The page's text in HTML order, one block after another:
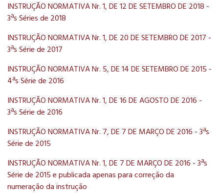
INSTRUÇÃO NORMATIVA Nr. 1, DE 12 DE SETEMBRO DE 2018 -
3ªs Séries de 2018
INSTRUÇÃO NORMATIVA Nr. 1, DE 20 DE SETEMBRO DE 2017 -
3ªs Série de 2017
INSTRUÇÃO NORMATIVA Nr. 5, DE 14 DE SETEMBRO DE 2015 -
4ªs Série de 2016
INSTRUÇÃO NORMATIVA Nr. 1, DE 16 DE AGOSTO DE 2016 -
3ªs Série de 2016
INSTRUÇÃO NORMATIVA Nr. 7, DE 7 DE MARÇO DE 2016 - 3ªs
Série de 2015
INSTRUÇÃO NORMATIVA Nr. 1, DE 7 DE MARÇO DE 2016 - 3ªs
Série de 2015 e publicada apenas para correção da
numeração da instrução